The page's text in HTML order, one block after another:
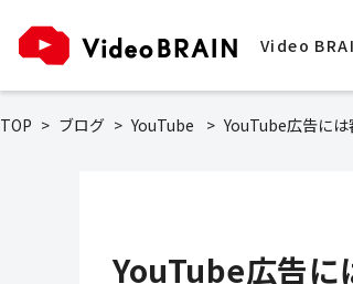
Video
TOP ブログ YouTube YouTube広告に
YouTube広告に